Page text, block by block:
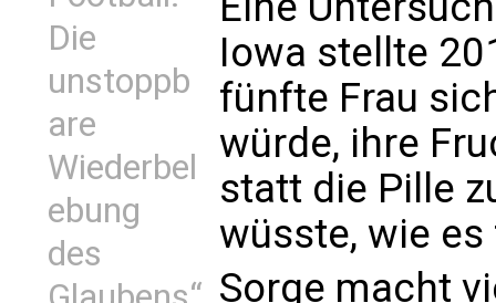
Die
unstoppb
are
Wiederbel
ebung
des
Iowa stellte
fünfte Frau
würde, ihre
statt die Pille
wüsste, wie
Sorge macht